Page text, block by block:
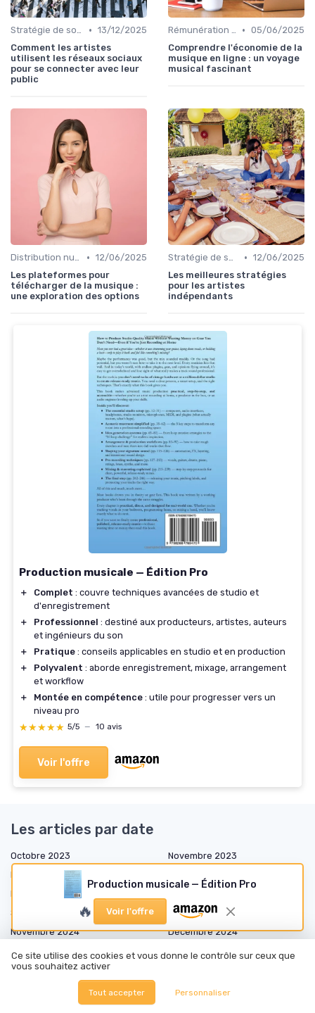
Stratégie de sortie et promotion • 13/12/2025
Comment les artistes
utilisent les réseaux sociaux
pour se connecter avec leur
public
Rémunération des artistes • 05/06/2025
Comprendre l'économie de la
musique en ligne : un voyage
musical fascinant
Distribution numérique • 12/06/2025
Les plateformes pour
télécharger de la musique :
une exploration des options
Stratégie de sortie et promotion • 12/06/2025
Les meilleures stratégies
pour les artistes
indépendants
Production musicale — Édition Pro
＋ Complet : couvre techniques avancées de studio et
d'enregistrement
＋
Professionnel : destiné aux producteurs, artistes, auteurs
et ingénieurs du son
＋
Pratique : conseils applicables en studio et en production
＋
Polyvalent : aborde enregistrement, mixage, arrangement
et workflow
＋
Montée en compétence : utile pour progresser vers un
niveau pro
★★★★★
★★★★★ 5/5 — 10 avis
Voir l'offre
Production musicale — Édition Pro
🔥 Voir l'offre
Les articles par date
Octobre 2023
Novembre 2023
Décembre 2023
Février 2024
Septembre 2024
Octobre 2024
Novembre 2024
Décembre 2024
Janvier 2025
Février 2025
Mars 2025
Juin 2025
Ce site utilise des cookies et vous donne le contrôle sur ceux que
vous souhaitez activer
Tout accepter Personnaliser